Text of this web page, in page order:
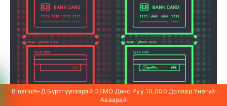
Binarium-Д Бүртгүүлээрэй DEMO Данс Руу 10,000 Доллар Үнэгүй
Аваарай